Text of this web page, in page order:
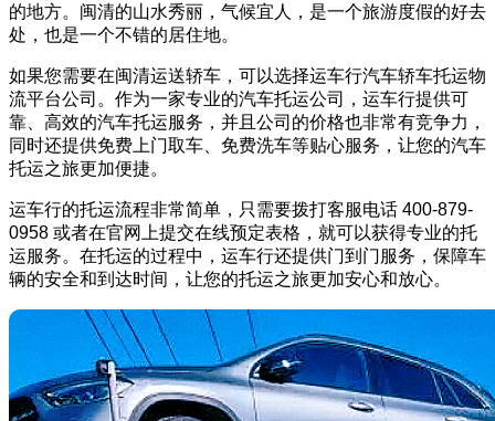
的地方。闽清的山水秀丽，气候宜人，是一个旅游度假的好去
处，也是一个不错的居住地。
如果您需要在闽清运送轿车，可以选择运车行汽车轿车托运物
流平台公司。作为一家专业的汽车托运公司，运车行提供可
靠、高效的汽车托运服务，并且公司的价格也非常有竞争力，
同时还提供免费上门取车、免费洗车等贴心服务，让您的汽车
托运之旅更加便捷。
运车行的托运流程非常简单，只需要拨打客服电话 400-879-
0958 或者在官网上提交在线预定表格，就可以获得专业的托
运服务。在托运的过程中，运车行还提供门到门服务，保障车
辆的安全和到达时间，让您的托运之旅更加安心和放心。